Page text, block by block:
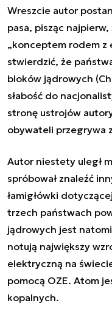
Wreszcie autor
pasa, pisząc
„konceptem rodem z
stwierdzić, że
bloków jądrowych
słabość do
stronę ustrojów
obywateli przegrywa
Autor niestety uległ
spróbował znaleźć
łamigłówki
trzech państwach
jądrowych jest
notują największy
elektryczną na
pomocą OZE. Atom
kopalnych.